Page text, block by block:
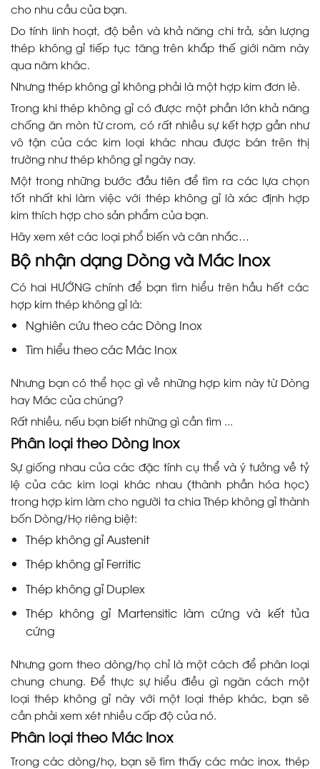
cho nhu cầu của bạn.
Do tính linh hoạt, độ bền và khả năng chi trả, sản lượng
thép không gỉ tiếp tục tăng trên khắp thế giới năm này
qua năm khác.
Nhưng thép không gỉ không phải là một hợp kim đơn lẻ.
Trong khi thép không gỉ có được một phần lớn khả năng
chống ăn mòn từ crom, có rất nhiều sự kết hợp gần như
vô tận của các kim loại khác nhau được bán trên thị
trường như thép không gỉ ngày nay.
Một trong những bước đầu tiên để tìm ra các lựa chọn
tốt nhất khi làm việc với thép không gỉ là xác định hợp
kim thích hợp cho sản phẩm của bạn.
Hãy xem xét các loại phổ biến và cân nhắc…
Bộ nhận dạng Dòng và Mác Inox
Có hai HƯỚNG chính để bạn tìm hiểu trên hầu hết các
hợp kim thép không gỉ là:
Nghiên cứu theo các Dòng Inox
Tìm hiểu theo các Mác Inox
Nhưng bạn có thể học gì về những hợp kim này từ Dòng
hay Mác của chúng?
Rất nhiều, nếu bạn biết những gì cần tìm ...
Phân loại theo Dòng Inox
Sự giống nhau của các đặc tính cụ thể và ý tưởng về tỷ
lệ của các kim loại khác nhau (thành phần hóa học)
trong hợp kim làm cho người ta chia Thép không gỉ thành
bốn Dòng/Họ riêng biệt:
Thép không gỉ Austenit
Thép không gỉ Ferritic
Thép không gỉ Duplex
Thép không gỉ Martensitic làm cứng và kết tủa
cứng
Nhưng gom theo dòng/họ chỉ là một cách để phân loại
chung chung. Để thực sự hiểu điều gì ngăn cách một
loại thép không gỉ này với một loại thép khác, bạn sẽ
cần phải xem xét nhiều cấp độ của nó.
Phân loại theo Mác Inox
Trong các dòng/họ, bạn sẽ tìm thấy các mác inox, thép